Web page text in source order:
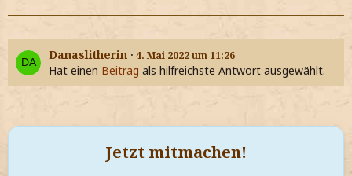
Danaslitherin 4. Mai 2022 um 11:26
Hat einen Beitrag als hilfreichste Antwort ausgewählt.
Jetzt mitmachen!